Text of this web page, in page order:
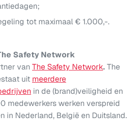
tot maximaal € 1.000,-.
Safety Network
van The Safety Network.The
uit meerdere
in de (brand)veiligheid en
medewerkers werken verspreid
in Nederland, België en Duitsland.